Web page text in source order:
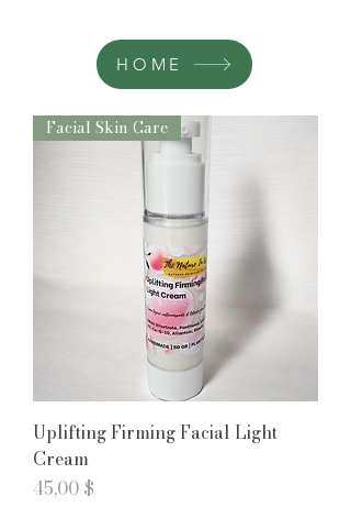
HOME
Facial Skin Care
Uplifting Firming Facial Light
Cream
Prix
45,00 $